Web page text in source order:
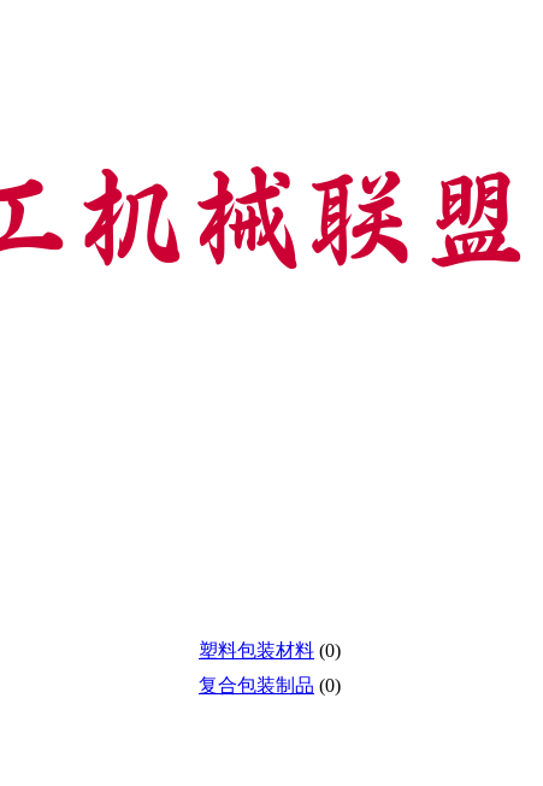
塑料包装材料 (0)
复合包装制品 (0)